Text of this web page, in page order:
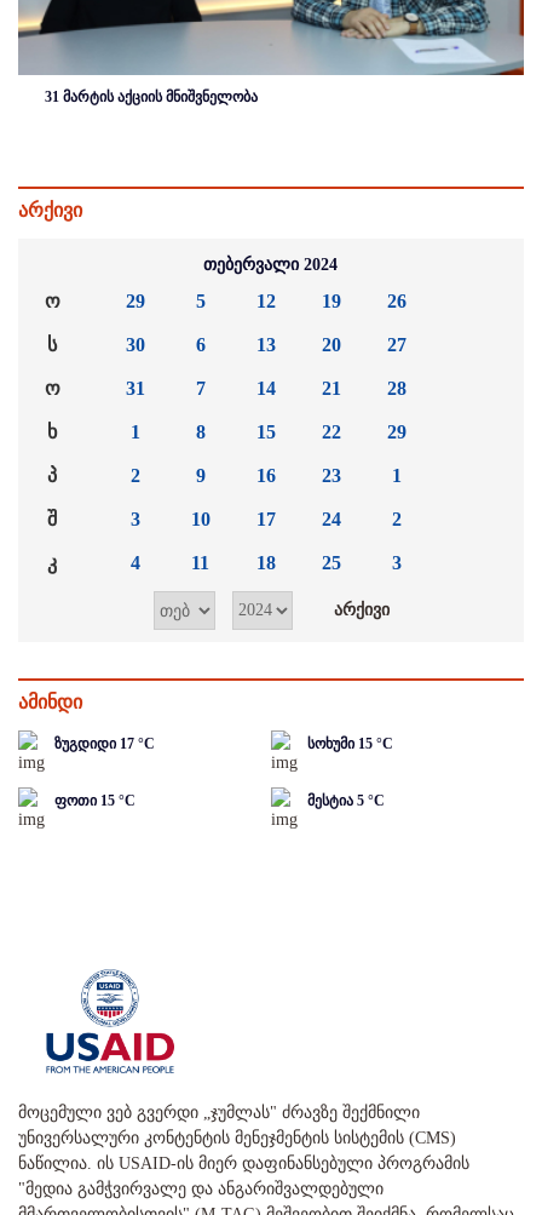
31 მარტის აქციის მნიშვნელობა
არქივი
თებერვალი 2024
ო
ს
ო
ხ
პ
შ
კ
29
30
31
1
2
3
4
5
6
7
8
9
10
11
12
13
14
15
16
17
18
19
20
21
22
23
24
25
26
27
28
29
1
2
3
ამინდი
ზუგდიდი 17 °C სოხუმი 15 °C
ფოთი 15 °C მესტია 5 °C
მოცემული ვებ გვერდი „ჯუმლას" ძრავზე შექმნილი
უნივერსალური კონტენტის მენეჯმენტის სისტემის (CMS)
ნაწილია. ის USAID-ის მიერ დაფინანსებული პროგრამის
"მედია გამჭვირვალე და ანგარიშვალდებული